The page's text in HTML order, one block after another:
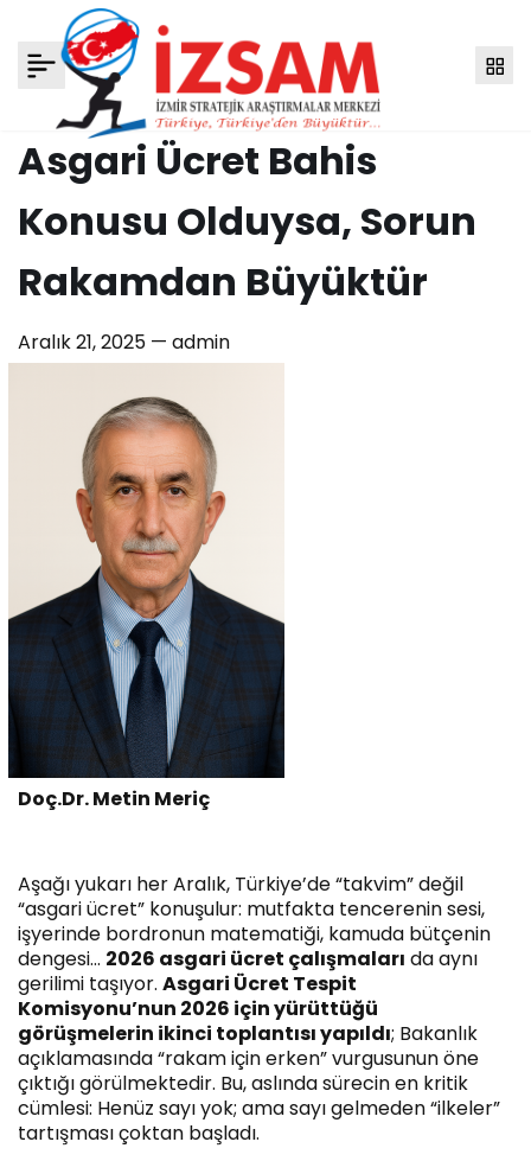
Asgari Ücret Bahis
Konusu Olduysa, Sorun
Rakamdan Büyüktür
Aralık 21, 2025 — admin
Doç.Dr. Metin Meriç
Aşağı yukarı her Aralık, Türkiye’de “takvim” değil
“asgari ücret” konuşulur: mutfakta tencerenin sesi,
işyerinde bordronun matematiği, kamuda bütçenin
dengesi… 2026 asgari ücret çalışmaları da aynı
gerilimi taşıyor. Asgari Ücret Tespit
Komisyonu’nun 2026 için yürüttüğü
görüşmelerin ikinci toplantısı yapıldı; Bakanlık
açıklamasında “rakam için erken” vurgusunun öne
çıktığı görülmektedir. Bu, aslında sürecin en kritik
cümlesi: Henüz sayı yok; ama sayı gelmeden “ilkeler”
tartışması çoktan başladı.